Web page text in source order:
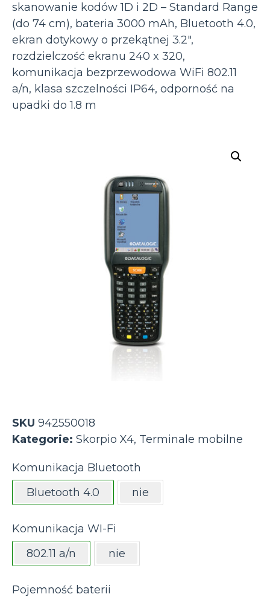
skanowanie kodów 1D i 2D – Standard Range
(do 74 cm), bateria 3000 mAh, Bluetooth 4.0,
ekran dotykowy o przekątnej 3.2″,
rozdzielczość ekranu 240 x 320,
komunikacja bezprzewodowa WiFi 802.11
a/n, klasa szczelności IP64, odporność na
upadki do 1.8 m
SKU 942550018
Kategorie: Skorpio X4, Terminale mobilne
Komunikacja Bluetooth
Bluetooth 4.0
nie
Komunikacja WI-Fi
802.11 a/n
nie
Pojemność baterii